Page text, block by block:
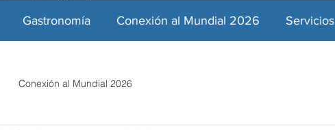
Gastronomía Conexión al Mundial 2026 Servicios
Conexión al Mundial 2026